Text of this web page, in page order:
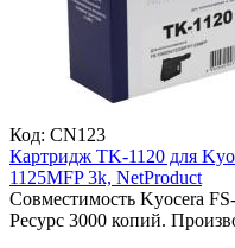
Код: CN123
Картридж TK-1120 для
1125MFP 3k, NetProduct
Совместимость Kyocera
Ресурс 3000 копий.